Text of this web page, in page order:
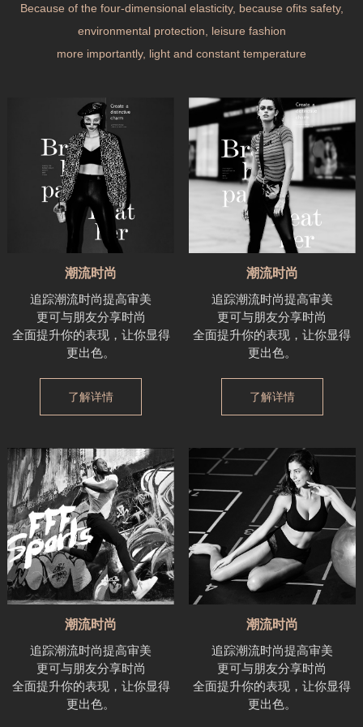
Because of the four-dimensional elasticity, because ofits safety,
environmental protection, leisure fashion
more importantly, light and constant temperature
潮流时尚
追踪潮流时尚提高审美
更可与朋友分享时尚
全面提升你的表现，让你显得
更出色。
了解详情
潮流时尚
追踪潮流时尚提高审美
更可与朋友分享时尚
全面提升你的表现，让你显得
更出色。
了解详情
潮流时尚
追踪潮流时尚提高审美
更可与朋友分享时尚
全面提升你的表现，让你显得
更出色。
潮流时尚
追踪潮流时尚提高审美
更可与朋友分享时尚
全面提升你的表现，让你显得
更出色。